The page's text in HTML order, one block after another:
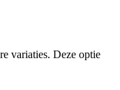
variaties. Deze optie